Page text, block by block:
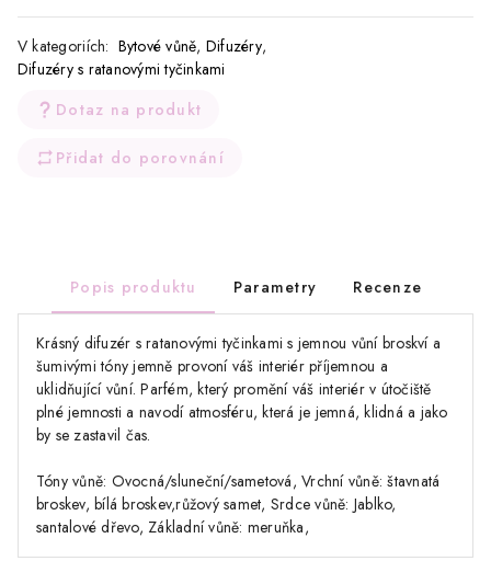
V kategoriích: Bytové vůně, Difuzéry,
Difuzéry s ratanovými tyčinkami
Dotaz na produkt
Přidat do porovnání
Popis produktu Parametry Recenze
Krásný difuzér s ratanovými tyčinkami s jemnou vůní broskví a
šumivými tóny jemně provoní váš interiér příjemnou a
uklidňující vůní. Parfém, který promění váš interiér v útočiště
plné jemnosti a navodí atmosféru, která je jemná, klidná a jako
by se zastavil čas.
Tóny vůně: Ovocná/sluneční/sametová, Vrchní vůně: štavnatá
broskev, bílá broskev,růžový samet, Srdce vůně: Jablko,
santalové dřevo, Základní vůně: meruňka,